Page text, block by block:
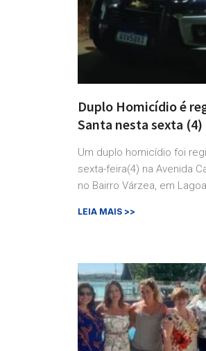
Duplo Homicídio é
Santa nesta sexta (4)
Um duplo homicídio foi
sexta-feira(4) na Avenida
no Bairro Várzea, em
LEIA MAIS >>